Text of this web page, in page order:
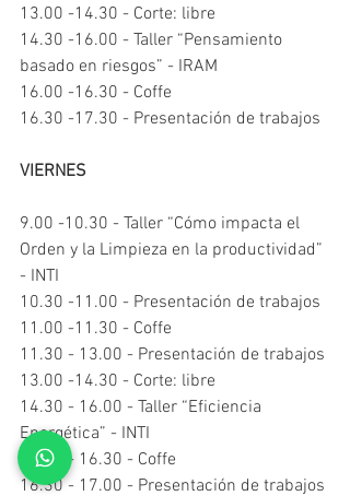
13.00 -14.30 - Corte: libre
14.30 -16.00 - Taller “Pensamiento
basado en riesgos” - IRAM
16.00 -16.30 - Coffe
16.30 -17.30 - Presentación de trabajos
VIERNES
9.00 -10.30 - Taller “Cómo impacta el
Orden y la Limpieza en la productividad”
- INTI
10.30 -11.00 - Presentación de trabajos
11.00 -11.30 - Coffe
11.30 - 13.00 - Presentación de trabajos
13.00 -14.30 - Corte: libre
14.30 - 16.00 - Taller “Eficiencia
Energética” - INTI
16.00 - 16.30 - Coffe
16.30 - 17.00 - Presentación de trabajos